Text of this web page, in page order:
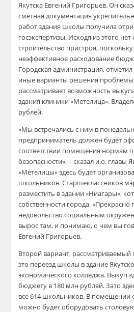
Якутска Евгений Григорьев. Он
сметная документация
работ здания школы получила
госэкспертизы. Исходя из этого
строительство пристроя,
неэффективное расходование
Городская администрация,
иные варианты решения
рассматривает возможность
здания клиники «Метелица».
рублей.
«Мы встречались с ним в
предприниматель должен будет
соответствии помещения нормам
безопасности», – сказал и.о. главы
«Метелицы» здесь будет
школьников. Старшеклассников
разместить в здании «Ниагары»,
собственности города.
недовольство социальным
вырос там, и понимаю,о чем вы
Евгений Григорьев.
Второй вариант, рассматриваемый
это переезд школы в здание
экономического колледжа. Выкуп
бюджету в 180 млн рублей. Зато
все 614 школьников. В помещении
можно будет оборудовать